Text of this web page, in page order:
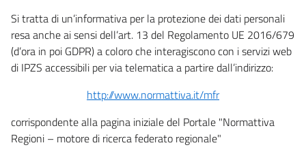
Si tratta di un’informativa per la protezione dei dati personali
resa anche ai sensi dell’art. 13 del Regolamento UE 2016/679
(d’ora in poi GDPR) a coloro che interagiscono con i servizi web
di IPZS accessibili per via telematica a partire dall’indirizzo:
http://www.normattiva.it/mfr
corrispondente alla pagina iniziale del Portale "Normattiva
Regioni – motore di ricerca federato regionale"